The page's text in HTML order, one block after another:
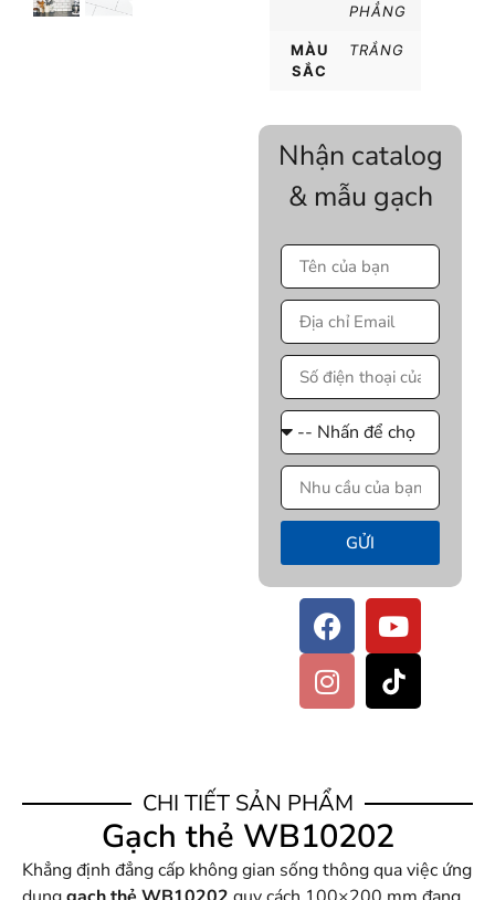
PHẲNG
MÀU
SẮC
TRẮNG
Nhận catalog
& mẫu gạch
GỬI
CHI TIẾT SẢN PHẨM
Gạch thẻ WB10202
Khẳng định đẳng cấp không gian sống thông qua việc ứng